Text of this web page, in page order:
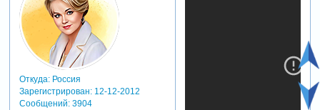
четкими и реалистичными.
Откуда:Россия
Зарегистрирован: 12-12-2012
Сообщений:3904